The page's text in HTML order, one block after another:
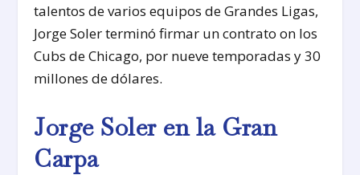
talentos de varios equipos de Grandes Ligas,
Jorge Soler terminó firmar un contrato on los
Cubs de Chicago, por nueve temporadas y 30
millones de dólares.
Jorge Soler en la Gran
Carpa